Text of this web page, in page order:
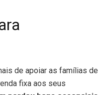
de apoiar as famílias de
fixa aos seus